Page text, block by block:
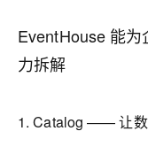
EventHouse 能
力拆解
1. Catalog —— 让数